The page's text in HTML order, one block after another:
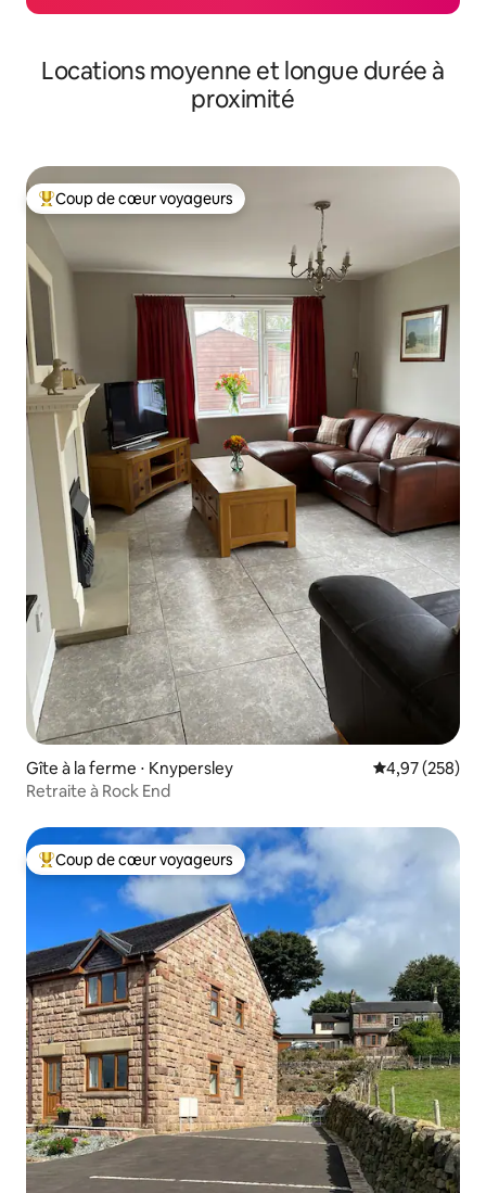
Locations moyenne et longue durée à
proximité
Coups de cœur voyageurs les plus appréciés
Coup de cœur voyageurs
Gîte à la ferme ⋅ Knypersley Évaluation
4,97 (258)
Retraite à Rock End
Coups de cœur voyageurs les plus appréciés
Coup de cœur voyageurs